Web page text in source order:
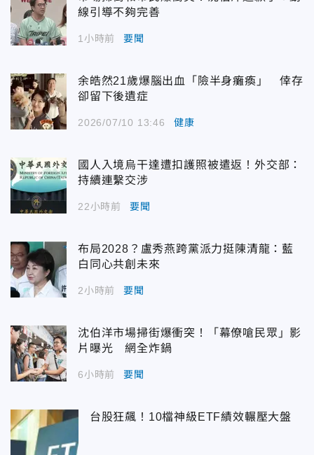
線引導不夠完善
1小時前 要聞
余皓然21歲爆腦出血「險半身癱瘓」 倖存
卻留下後遺症
2026/07/10 13:46 健康
國人入境烏干達遭扣護照被遣返！外交部：
持續連繫交涉
22小時前 要聞
布局2028？盧秀燕跨黨派力挺陳清龍：藍
白同心共創未來
2小時前 要聞
沈伯洋市場掃街爆衝突！「幕僚嗆民眾」影
片曝光 網全炸鍋
6小時前 要聞
台股狂飆！10檔神級ETF績效輾壓大盤